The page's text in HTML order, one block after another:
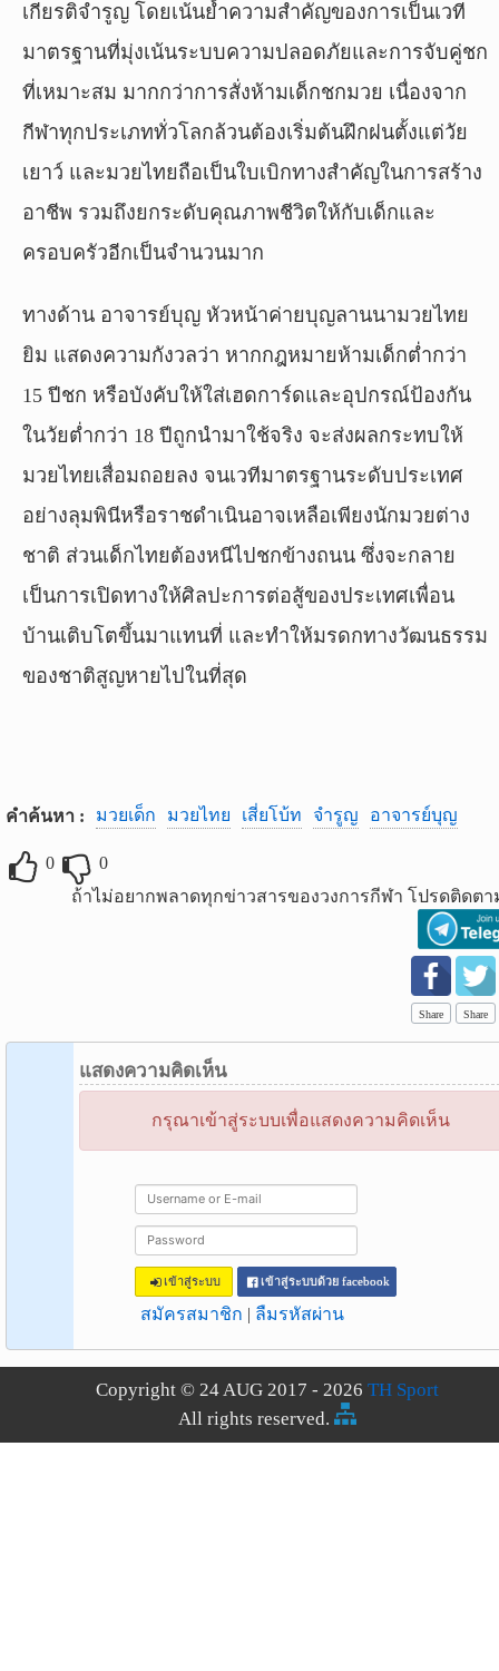
เกียรติจำรูญ โดยเน้นย้ำความสำคัญของการเป็นเวที
มาตรฐานที่มุ่งเน้นระบบความปลอดภัยและการจับคู่ชก
ที่เหมาะสม มากกว่าการสั่งห้ามเด็กชกมวย เนื่องจาก
กีฬาทุกประเภททั่วโลกล้วนต้องเริ่มต้นฝึกฝนตั้งแต่วัย
เยาว์ และมวยไทยถือเป็นใบเบิกทางสำคัญในการสร้าง
อาชีพ รวมถึงยกระดับคุณภาพชีวิตให้กับเด็กและ
ครอบครัวอีกเป็นจำนวนมาก
ทางด้าน อาจารย์บุญ หัวหน้าค่ายบุญลานนามวยไทย
ยิม แสดงความกังวลว่า หากกฎหมายห้ามเด็กต่ำกว่า
15 ปีชก หรือบังคับให้ใส่เฮดการ์ดและอุปกรณ์ป้องกัน
ในวัยต่ำกว่า 18 ปีถูกนำมาใช้จริง จะส่งผลกระทบให้
มวยไทยเสื่อมถอยลง จนเวทีมาตรฐานระดับประเทศ
อย่างลุมพินีหรือราชดำเนินอาจเหลือเพียงนักมวยต่าง
ชาติ ส่วนเด็กไทยต้องหนีไปชกข้างถนน ซึ่งจะกลาย
เป็นการเปิดทางให้ศิลปะการต่อสู้ของประเทศเพื่อน
บ้านเติบโตขึ้นมาแทนที่ และทำให้มรดกทางวัฒนธรรม
ของชาติสูญหายไปในที่สุด
คำค้นหา : มวยเด็ก มวยไทย เสี่ยโบ้ท จำรูญ อาจารย์บุญ
0
0
ถ้าไม่อยากพลาดทุกข่าวสารของวงการกีฬา โปรดติดตา
Share Share
แสดงความคิดเห็น
กรุณาเข้าสู่ระบบเพื่อแสดงความคิดเห็น
เข้าสู่ระบบ เข้าสู่ระบบด้วย facebook
สมัครสมาชิก | ลืมรหัสผ่าน
Copyright © 24 AUG 2017 - 2026 TH Sport
All rights reserved.